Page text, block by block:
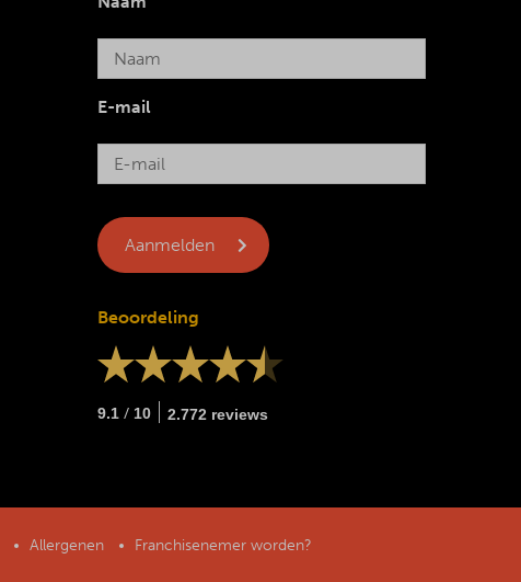
E-mail
Beoordeling
9.1 / 10 2.772 reviews
Allergenen Franchisenemer worden?